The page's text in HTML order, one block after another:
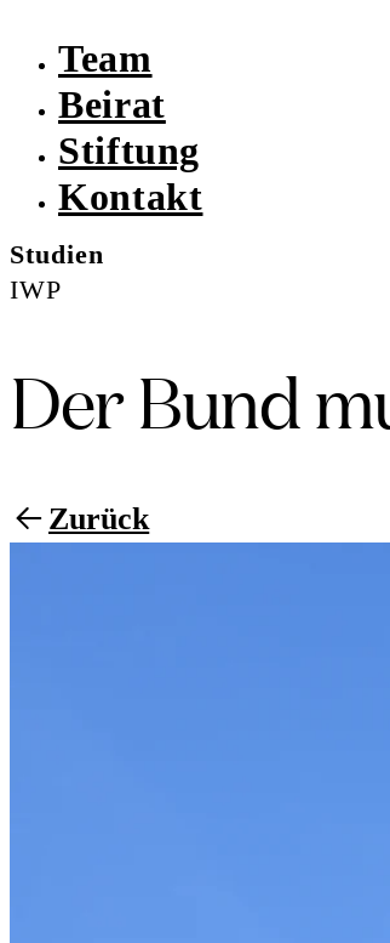
Team
Beirat
Stiftung
Kontakt
Studien
IWP
Der Bund
Zurück